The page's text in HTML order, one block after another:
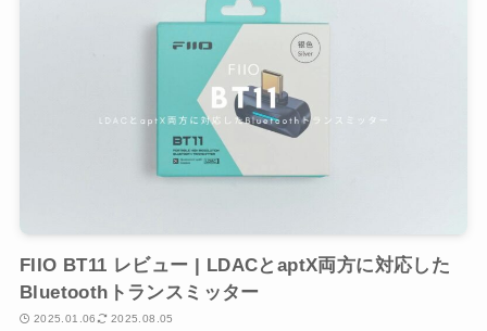
FIIO BT11 レビュー | LDACとaptX両方に対応した
Bluetoothトランスミッター
2025.01.06 2025.08.05